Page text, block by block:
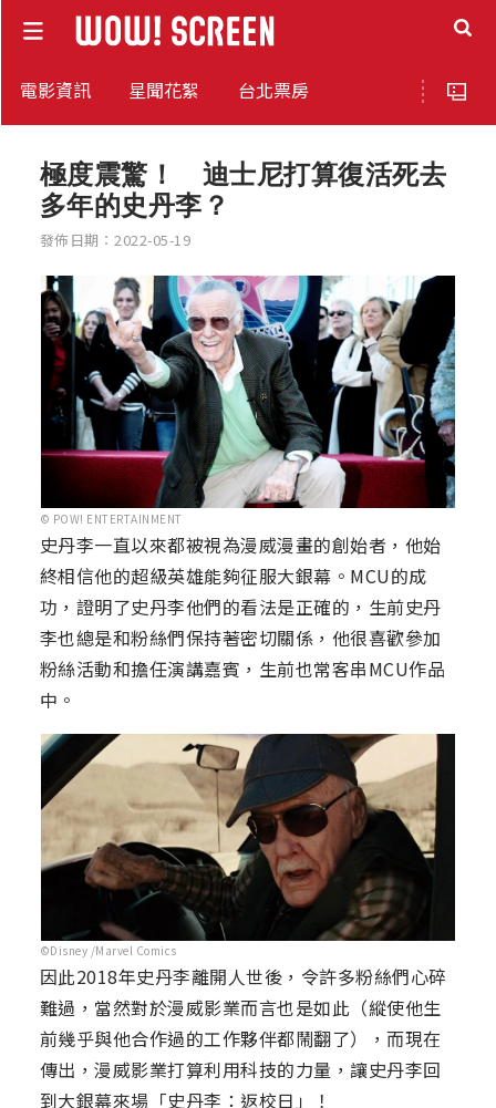
電影資訊 星聞花絮 台北票房
極度震驚！ 迪士尼打算復活死去
多年的史丹李？
發佈日期：2022-05-19
© POW! ENTERTAINMENT
史丹李一直以來都被視為漫威漫畫的創始者，他始
終相信他的超級英雄能夠征服大銀幕。MCU的成
功，證明了史丹李他們的看法是正確的，生前史丹
李也總是和粉絲們保持著密切關係，他很喜歡參加
粉絲活動和擔任演講嘉賓，生前也常客串MCU作品
中。
©Disney /Marvel Comics
因此2018年史丹李離開人世後，令許多粉絲們心碎
難過，當然對於漫威影業而言也是如此（縱使他生
前幾乎與他合作過的工作夥伴都鬧翻了），而現在
傳出，漫威影業打算利用科技的力量，讓史丹李回
到大銀幕來場「史丹李：返校日」！